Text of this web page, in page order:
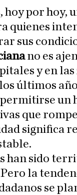
hoy por hoy,
quienes
sus
no es
y en las
últimos
un
que
significa
han sido
la
se